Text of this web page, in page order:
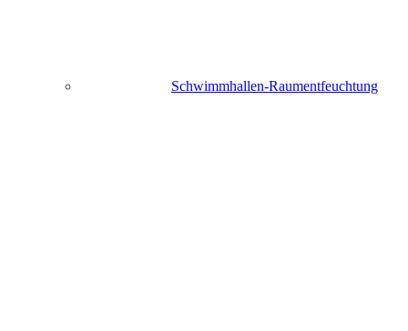
Schwimmhallen-Raumentfeuchtung